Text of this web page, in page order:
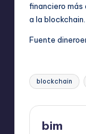
financiero
a la blockchain.
Fuente
Etiquetas:
blockchain
bim